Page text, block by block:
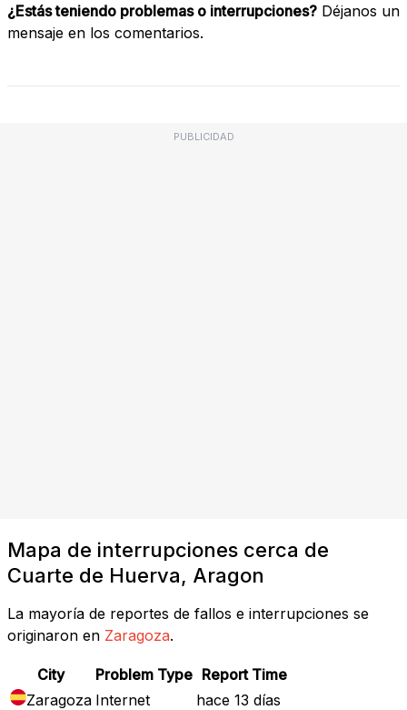
¿Estás teniendo problemas o interrupciones? Déjanos un
mensaje en los comentarios.
PUBLICIDAD
Mapa de interrupciones cerca de
Cuarte de Huerva, Aragon
La mayoría de reportes de fallos e interrupciones se
originaron en Zaragoza.
City Problem Type Report Time
Zaragoza Internet
hace 13 días